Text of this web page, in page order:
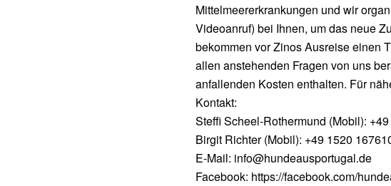
Mittelmeererkrankungen und wir
Videoanruf) bei Ihnen, um das neue
bekommen vor Zinos Ausreise einen
allen anstehenden Fragen von uns
anfallenden Kosten enthalten. Für
Kontakt:
Steffi Scheel-Rothermund (Mobil):
Birgit Richter (Mobil): +49 1520
E-Mail: info@hundeausportugal.de
Facebook: https://facebook.com/